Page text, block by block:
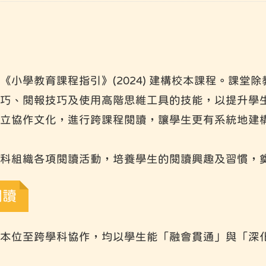
小學教育課程指引》(2024) 建構校本課程。課堂
、閱報技巧及使用高階思維工具的技能，以提升
協作文化，進行跨課程閱讀，讓學生更有系統地建
組織各項閱讀活動，培養學生的閱讀興趣及習慣，
位至跨學科協作，均以學生能「融會貫通」與「